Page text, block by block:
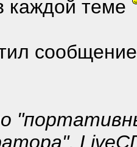
каждой теме